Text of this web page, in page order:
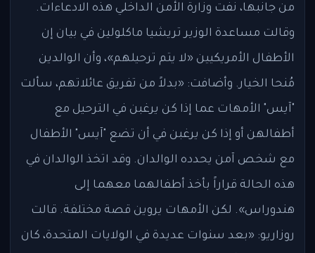
من جانبها، نفت وزارة الأمن الداخلي هذه الادعاءات.
وقالت مساعدة الوزير تريشيا ماكلولين في بيان إن
الأطفال الأمريكيين «لا يتم ترحيلهم»، وأن الوالدين
مُنحا الخيار. وأضافت: «بدلاً من تفريق عائلاتهم، سألت
"آيس" الأمهات عما إذا كن يرغبن في الترحيل مع
أطفالهن أو إذا كن يرغبن في أن تضع "آيس" الأطفال
مع شخص آمن يحدده الوالدان. وقد اتخذ الوالدان في
هذه الحالة قراراً بأخذ أطفالهما معهما إلى
هندوراس». لكن الأمهات يروين قصة مختلفة. قالت
روزاريو: «بعد سنوات عديدة في الولايات المتحدة، كان